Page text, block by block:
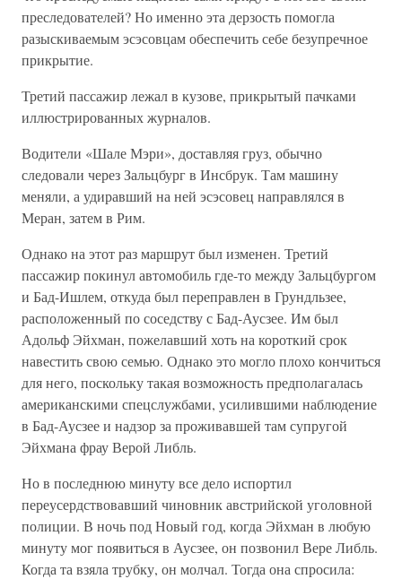
преследователей? Но именно эта дерзость помогла
разыскиваемым эсэсовцам обеспечить себе безупречное
прикрытие.
Третий пассажир лежал в кузове, прикрытый пачками
иллюстрированных журналов.
Водители «Шале Мэри», доставляя груз, обычно
следовали через Зальцбург в Инсбрук. Там машину
меняли, а удиравший на ней эсэсовец направлялся в
Меран, затем в Рим.
Однако на этот раз маршрут был изменен. Третий
пассажир покинул автомобиль где-то между Зальцбургом
и Бад-Ишлем, откуда был переправлен в Грундльзее,
расположенный по соседству с Бад-Аусзее. Им был
Адольф Эйхман, пожелавший хоть на короткий срок
навестить свою семью. Однако это могло плохо кончиться
для него, поскольку такая возможность предполагалась
американскими спецслужбами, усилившими наблюдение
в Бад-Аусзее и надзор за проживавшей там супругой
Эйхмана фрау Верой Либль.
Но в последнюю минуту все дело испортил
переусердствовавший чиновник австрийской уголовной
полиции. В ночь под Новый год, когда Эйхман в любую
минуту мог появиться в Аусзее, он позвонил Вере Либль.
Когда та взяла трубку, он молчал. Тогда она спросила: